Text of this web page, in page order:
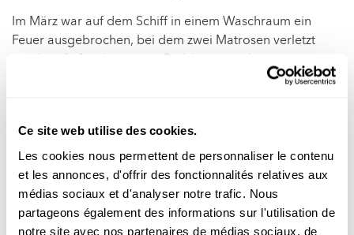
Ce site web utilise des cookies.
Les cookies nous permettent de personnaliser le contenu
et les annonces, d'offrir des fonctionnalités relatives aux
médias sociaux et d'analyser notre trafic. Nous
partageons également des informations sur l'utilisation de
notre site avec nos partenaires de médias sociaux, de
Im März war auf dem Schiff in einem Waschraum ein
Feuer ausgebrochen, bei dem zwei Matrosen verletzt
wurden. Außerdem traten Probleme mit den
Sanitäranlagen auf. US-Medien berichteten von
Nach US-Angaben vom vergangener Woche sind mit der
"USS Abraham Lincoln" und der "USS George Bush" noch
zwei US-Flugzeugträger in der Golfregion stationiert,
sowie etwa 20 weitere Schiffe der US-Marine.